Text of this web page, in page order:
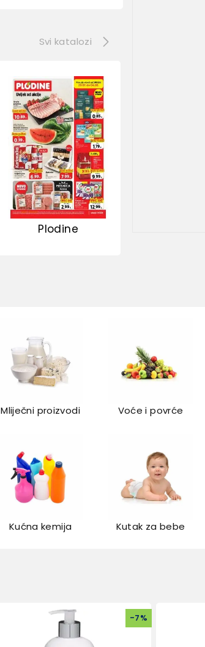
Svi katalozi
Plodine
Mliječni proizvodi Voće i povrće
Kućna kemija Kutak za bebe
-7%